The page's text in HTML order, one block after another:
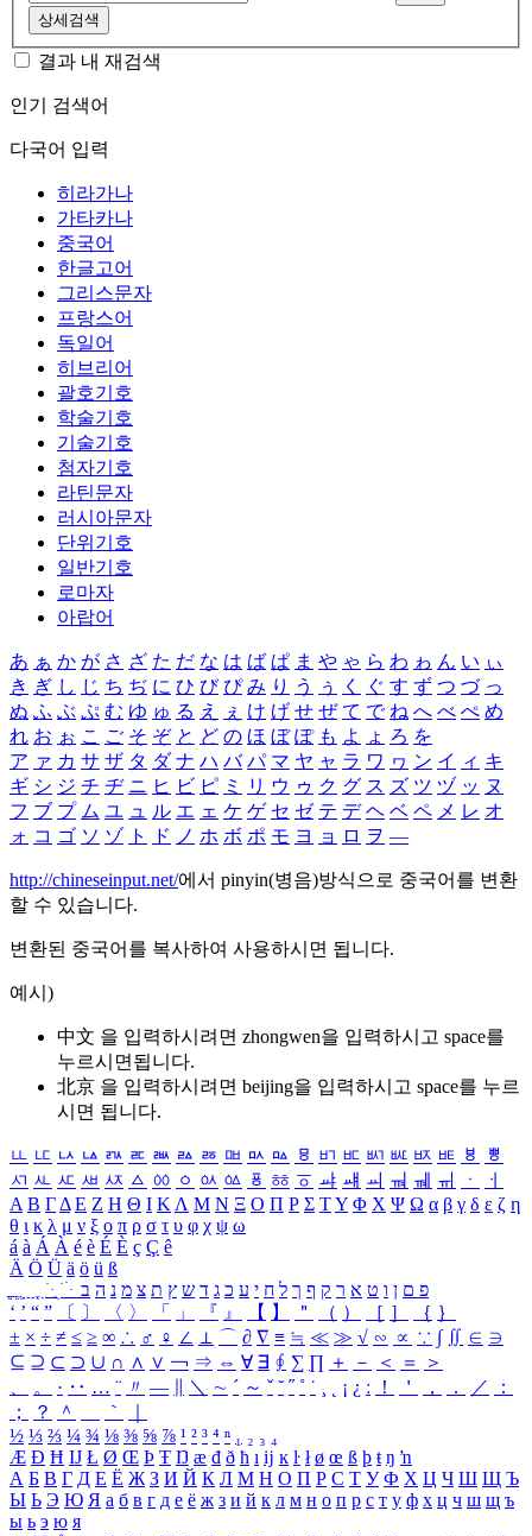
상세검색
결과 내 재검색
인기 검색어
다국어 입력
히라가나
가타카나
중국어
한글고어
그리스문자
프랑스어
독일어
히브리어
괄호기호
학술기호
기술기호
첨자기호
라틴문자
러시아문자
단위기호
일반기호
로마자
아랍어
あ ぁ か が さ ざ た だ な は ば ぱ ま や ゃ ら わ ゎ ん い ぃ
き ぎ し じ ち ぢ に ひ び ぴ み り う ぅ く ぐ す ず つ づ っ
ぬ ふ ぶ ぷ む ゆ ゅ る え ぇ け げ せ ぜ て で ね へ べ ぺ め
れ お ぉ こ ご そ ぞ と ど の ほ ぼ ぽ も よ ょ ろ を
ア ァ カ サ ザ タ ダ ナ ハ バ パ マ ヤ ャ ラ ワ ヮ ン イ ィ キ
ギ シ ジ チ ヂ ニ ヒ ビ ピ ミ リ ウ ゥ ク グ ス ズ ツ ヅ ッ ヌ
フ ブ プ ム ユ ュ ル エ ェ ケ ゲ セ ゼ テ デ ヘ ベ ペ メ レ オ
ォ コ ゴ ソ ゾ ト ド ノ ホ ボ ポ モ ヨ ョ ロ ヲ ―
http://chineseinput.net/에서 pinyin(병음)방식으로 중국어를 변환
할 수 있습니다.
변환된 중국어를 복사하여 사용하시면 됩니다.
예시)
中文 을 입력하시려면 zhongwen을 입력하시고 space를
누르시면됩니다.
北京 을 입력하시려면 beijing을 입력하시고 space를 누르
시면 됩니다.
ㅥ ㅦ ㅧ ㅨ ㅩ ㅪ ㅫ ㅬ ㅭ ㅮ ㅯ ㅰ ㅱ ㅲ ㅳ ㅴ ㅵ ㅶ ㅷ ㅸ
ㅹ
ㅺ ㅻ ㅼ ㅽ ㅾ ㅿ ㆀ ㆁ ㆂ ㆃ ㆄ ㆅ ㆆ ㆇ ㆈ ㆉ ㆊ ㆋ ㆌ ㆍ
ㆎ
Α Β ΓΔ Ε Ζ Η Θ Ι ΚΛ Μ Ν Ξ Ο Π Ρ Σ ΤΥ Φ Χ Ψ Ω α β γ δ ε ζ η
θ ι κ λ μ ν ξ ο π ρ σ τ υ φ χ ψ ω
á à Á À é è É È ç Ç ê
Ä Ö Ü ä ö ü ß
ִֶֹ ֻּ ׁׂ פ ם ן ו ט א ר ק ף ך ל ח י ע כ ג ד ש ץ ת צ מ נ ה ב
‘ ’ “ ” 〔 〕 〈 〉 「 」 『 』 【 】 ＂ （ ） ［ ］ ｛ ｝
± × ÷ ≠ ≤ ≥ ∞ ∴ ♂ ♀ ∠ ⊥ ⌒ ∂ ∇ ≡ ≒ ≪ ≫ √ ∽ ∝ ∵ ∫ ∬ ∈ ∋
⊆ ⊇ ⊂ ⊃ ∪ ∩ ∧ ∨ ￢ ⇒ ⇔ ∀ ∃ ∮ ∑ ∏ ＋ － ＜ ＝
＞
、
。 · ‥ … ¨ 〃 ― ＼ ∼ ´ ～ ˇ ˘ ˝ ˚ ˙ ¸ ¡ ¿ ː ！ ＇ ， ． ／
：
；
？ ＾ ｀
½ ⅓ ⅔ ¼ ¾ ⅛ ⅜ ⅝ ⅞ ¹ ² ³ ⁴ ⁿ ₁ ₂ ₃ ₄
Æ Ð Ħ Ĳ Ł Ø Œ Þ Ŧ Ŋ æ đ ð ħ ı ĳ ĸ ŀ ł ø œ ß þ ŧ ŋ ŉ
А Б В Г Д Е Ё Ж З И Й К Л М Н О П Р С Т У Ф Х Ц Ч Ш Щ Ъ
Ы Ь Э Ю Я а б в г д е ё ж з и й к л м н о п р с т у ф х ц ч ш щ ъ
ы ь э ю я